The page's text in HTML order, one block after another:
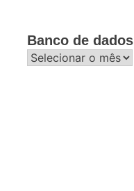
Banco de dados
Banco